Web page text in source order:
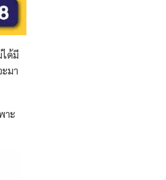
ได้มี
มา
าะ